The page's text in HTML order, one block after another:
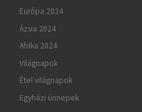
Európa 2024
Ázsia 2024
Afrika 2024
Világnapok
Étel világnapok
Egyházi ünnepek